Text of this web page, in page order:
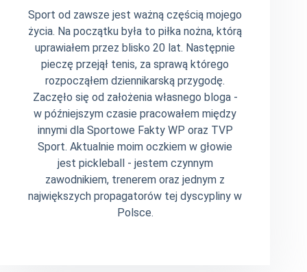
Sport od zawsze jest ważną częścią mojego
życia. Na początku była to piłka nożna, którą
uprawiałem przez blisko 20 lat. Następnie
pieczę przejął tenis, za sprawą którego
rozpocząłem dziennikarską przygodę.
Zaczęło się od założenia własnego bloga -
w późniejszym czasie pracowałem między
innymi dla Sportowe Fakty WP oraz TVP
Sport. Aktualnie moim oczkiem w głowie
jest pickleball - jestem czynnym
zawodnikiem, trenerem oraz jednym z
największych propagatorów tej dyscypliny w
Polsce.